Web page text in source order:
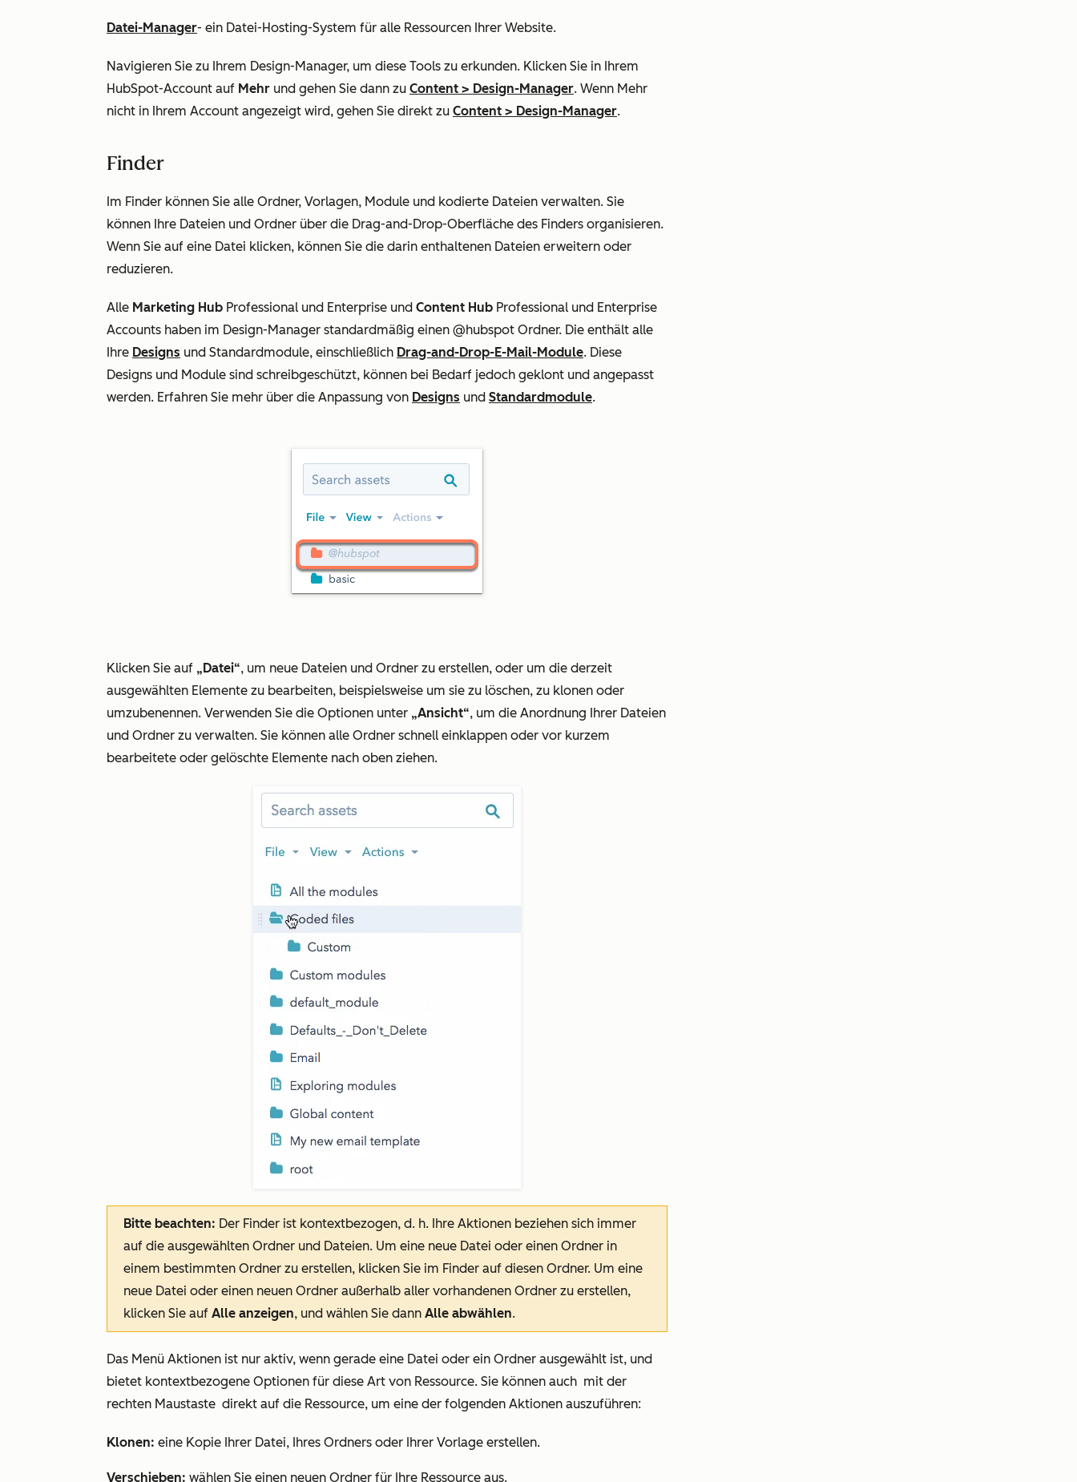
Datei-Manager- ein Datei-Hosting-System für alle Ressourcen Ihrer Website.
Navigieren Sie zu Ihrem Design-Manager, um diese Tools zu erkunden. Klicken Sie in Ihrem
HubSpot-Account auf Mehr und gehen Sie dann zu Content > Design-Manager. Wenn Mehr
nicht in Ihrem Account angezeigt wird, gehen Sie direkt zu Content > Design-Manager.
Finder
Im Finder können Sie alle Ordner, Vorlagen, Module und kodierte Dateien verwalten. Sie
können Ihre Dateien und Ordner über die Drag-and-Drop-Oberfläche des Finders organisieren.
Wenn Sie auf eine Datei klicken, können Sie die darin enthaltenen Dateien erweitern oder
reduzieren.
Alle Marketing Hub Professional und Enterprise und Content Hub Professional und Enterprise
Accounts haben im Design-Manager standardmäßig einen @hubspot Ordner. Die enthält alle
Ihre Designs und Standardmodule, einschließlich Drag-and-Drop-E-Mail-Module. Diese
Designs und Module sind schreibgeschützt, können bei Bedarf jedoch geklont und angepasst
werden. Erfahren Sie mehr über die Anpassung von Designs und Standardmodule.
Klicken Sie auf „Datei“, um neue Dateien und Ordner zu erstellen, oder um die derzeit
ausgewählten Elemente zu bearbeiten, beispielsweise um sie zu löschen, zu klonen oder
umzubenennen. Verwenden Sie die Optionen unter „Ansicht“, um die Anordnung Ihrer Dateien
und Ordner zu verwalten. Sie können alle Ordner schnell einklappen oder vor kurzem
bearbeitete oder gelöschte Elemente nach oben ziehen.
Bitte beachten: Der Finder ist kontextbezogen, d. h. Ihre Aktionen beziehen sich immer
auf die ausgewählten Ordner und Dateien. Um eine neue Datei oder einen Ordner in
einem bestimmten Ordner zu erstellen, klicken Sie im Finder auf diesen Ordner. Um eine
neue Datei oder einen neuen Ordner außerhalb aller vorhandenen Ordner zu erstellen,
klicken Sie auf Alle anzeigen, und wählen Sie dann Alle abwählen.
Das Menü Aktionen ist nur aktiv, wenn gerade eine Datei oder ein Ordner ausgewählt ist, und
bietet kontextbezogene Optionen für diese Art von Ressource. Sie können auch mit der
rechten Maustaste direkt auf die Ressource, um eine der folgenden Aktionen auszuführen:
Klonen: eine Kopie Ihrer Datei, Ihres Ordners oder Ihrer Vorlage erstellen.
Verschieben: wählen Sie einen neuen Ordner für Ihre Ressource aus.